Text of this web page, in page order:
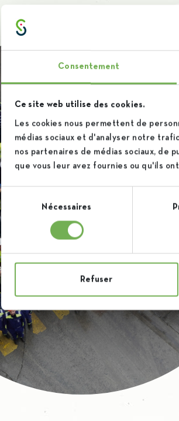
Consentement
Ce site web utilise des cookies.
Les cookies nous permettent de
médias sociaux et d'analyser notre
nos partenaires de médias sociaux, de
que vous leur avez fournies ou qu'ils
Sélection
consentement
Nécessaires
Refuser